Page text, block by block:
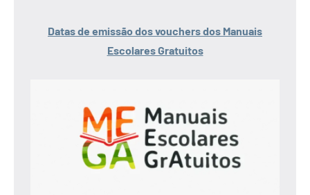
Datas de emissão dos vouchers dos Manuais
Escolares Gratuitos